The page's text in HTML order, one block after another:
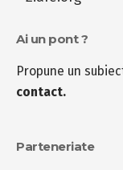
Ai un pont ?
Propune un
contact.
Parteneriate